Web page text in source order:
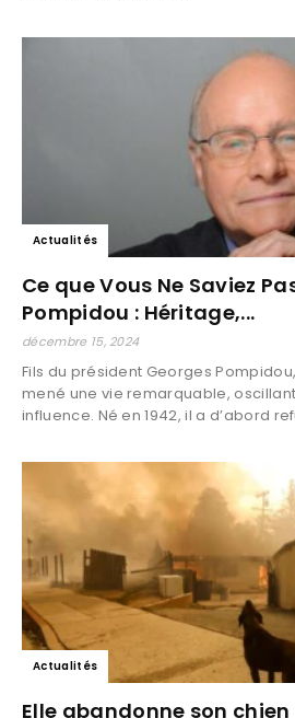
Actualités
Ce que Vous Ne Saviez
Pompidou : Héritage,...
décembre 15, 2024
Fils du président Georges
mené une vie remarquable,
influence. Né en 1942, il a d’abord
Actualités
Elle abandonne son